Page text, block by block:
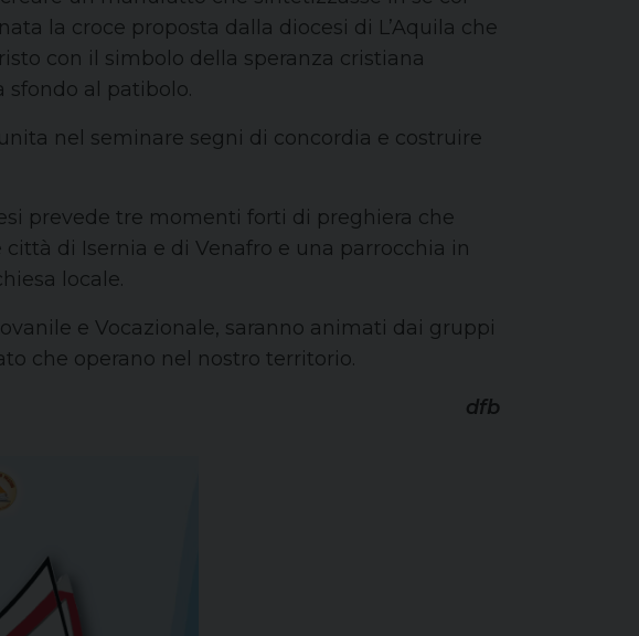
la croce proposta dalla diocesi di L’Aquila che
con il simbolo della speranza cristiana
sfondo al patibolo.
nel seminare segni di concordia e costruire
prevede tre momenti forti di preghiera che
di Isernia e di Venafro e una parrocchia in
locale.
e Vocazionale, saranno animati dai gruppi
che operano nel nostro territorio.
dfb